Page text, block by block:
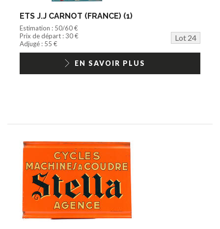
ETS J.J CARNOT (FRANCE) (1)
Estimation : 50/60 €
Prix de départ : 30 €
Lot 24
Adjugé : 55 €
EN SAVOIR PLUS